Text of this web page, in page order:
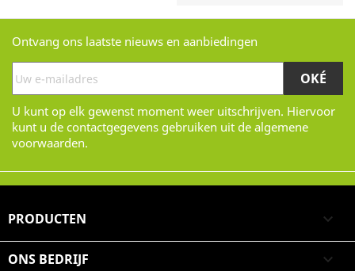
Ontvang ons laatste nieuws en aanbiedingen
U kunt op elk gewenst moment weer uitschrijven. Hiervoor
kunt u de contactgegevens gebruiken uit de algemene
voorwaarden.
PRODUCTEN 
ONS BEDRIJF 